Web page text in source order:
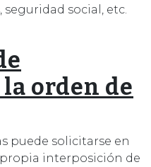
social, etc.
orden de
puede solicitarse en
interposición de